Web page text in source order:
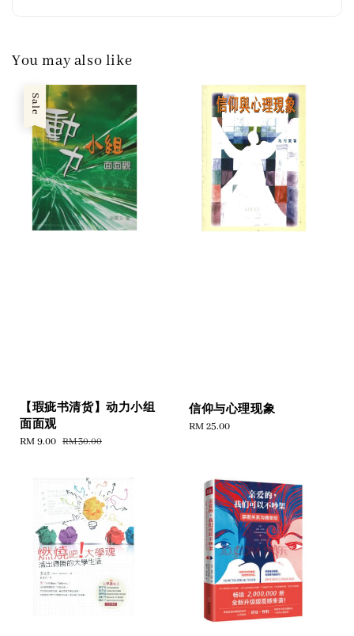
You may also like
Sale
【瑕疵书清货】动力小组
面面观
Sale
RM 9.00 Regular
RM 30.00
信仰与心理现象
Regular
RM 25.00